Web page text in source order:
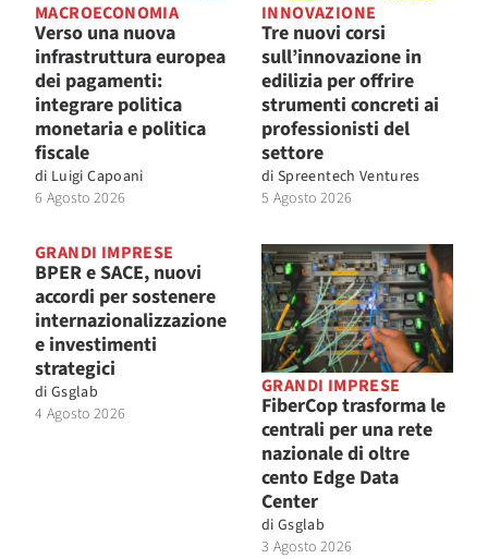
MACROECONOMIA
Verso una nuova
infrastruttura europea
dei pagamenti:
integrare politica
monetaria e politica
fiscale
di Luigi Capoani
6 Agosto 2026
INNOVAZIONE
Tre nuovi corsi
sull’innovazione in
edilizia per offrire
strumenti concreti ai
professionisti del
settore
di Spreentech Ventures
5 Agosto 2026
GRANDI IMPRESE
BPER e SACE, nuovi
accordi per sostenere
internazionalizzazione
e investimenti
strategici
di Gsglab
4 Agosto 2026
GRANDI IMPRESE
FiberCop trasforma le
centrali per una rete
nazionale di oltre
cento Edge Data
Center
di Gsglab
3 Agosto 2026